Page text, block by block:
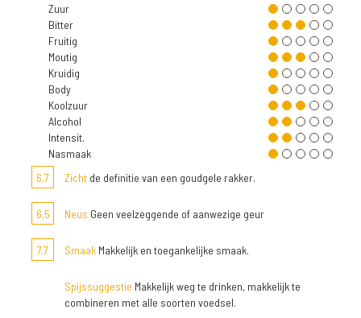
Zuur
Bitter
Fruitig
Moutig
Kruidig
Body
Koolzuur
Alcohol
Intensit.
Nasmaak
6,7
Zicht de definitie van een goudgele rakker.
6,5 Neus Geen veelzeggende of aanwezige geur
7,7 Smaak Makkelijk en toegankelijke smaak.
Spijssuggestie Makkelijk weg te drinken, makkelijk te
combineren met alle soorten voedsel.